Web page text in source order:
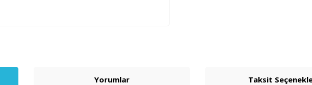
Yorumlar Taksit